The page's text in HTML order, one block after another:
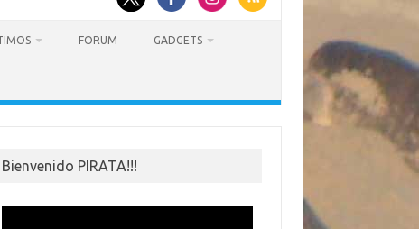
FORUM GADGETS
Bienvenido PIRATA!!!